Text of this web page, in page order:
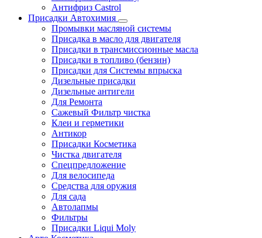
Антифриз Castrol
Присадки Автохимия
Промывки масляной системы
Присадка в масло для двигателя
Присадки в трансмиссионные масла
Присадки в топливо (бензин)
Присадки для Системы впрыска
Дизельные присадки
Дизельные антигели
Для Ремонта
Сажевый Фильтр чистка
Клеи и герметики
Антикор
Присадки Косметика
Чистка двигателя
Спецпредложение
Для велосипеда
Средства для оружия
Для сада
Автолапмы
Фильтры
Присадки Liqui Moly